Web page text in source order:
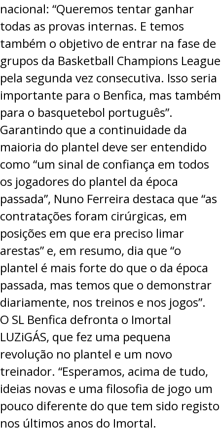
nacional: “Queremos tentar ganhar
todas as provas internas. E temos
também o objetivo de entrar na fase de
grupos da Basketball Champions League
pela segunda vez consecutiva. Isso seria
importante para o Benfica, mas também
para o basquetebol português”.
Garantindo que a continuidade da
maioria do plantel deve ser entendido
como “um sinal de confiança em todos
os jogadores do plantel da época
passada”, Nuno Ferreira destaca que “as
contratações foram cirúrgicas, em
posições em que era preciso limar
arestas” e, em resumo, dia que “o
plantel é mais forte do que o da época
passada, mas temos que o demonstrar
diariamente, nos treinos e nos jogos”.
O SL Benfica defronta o Imortal
LUZiGÁS, que fez uma pequena
revolução no plantel e um novo
treinador. “Esperamos, acima de tudo,
ideias novas e uma filosofia de jogo um
pouco diferente do que tem sido registo
nos últimos anos do Imortal.